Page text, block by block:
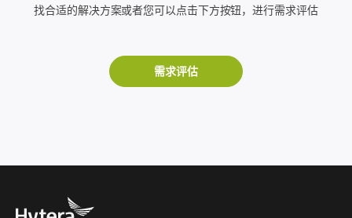
找合适的解决方案或者您可以点击下方按钮，进行需求评估
需求评估